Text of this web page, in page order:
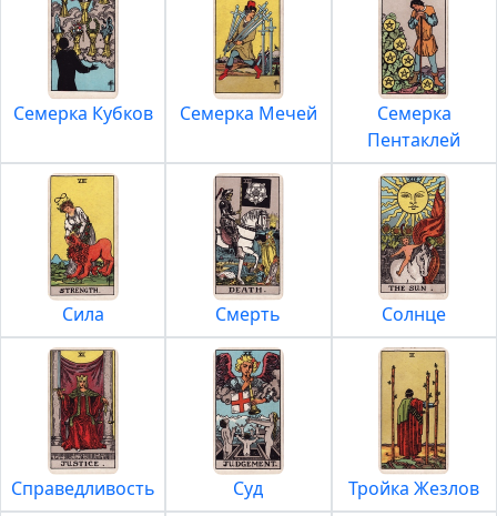
Семерка Кубков Семерка Мечей
Семерка
Пентаклей
Сила Смерть Солнце
Справедливость Суд Тройка Жезлов